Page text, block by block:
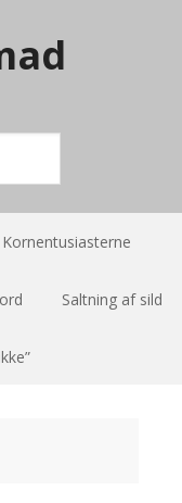
Kornentusiasterne
Saltning af sild